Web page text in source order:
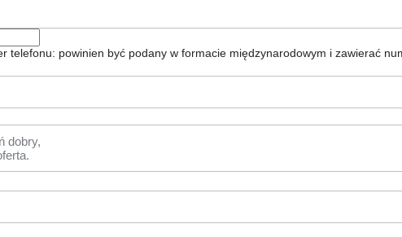
telefonu: powinien być podany w formacie międzynarodowym i zawierać